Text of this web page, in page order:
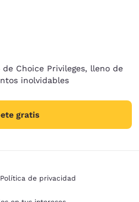
Choice Privileges, lleno de
inolvidables
gratis
Política de privacidad